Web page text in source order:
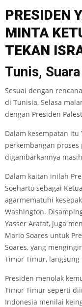
PRESIDEN Y
MINTA
TEKAN ISR
Tunis,
Sesuai dengan
di Tunisia, Selasa
dengan Presiden
Dalam kesempatan itu
perkembangan
digambarkannya
Dalam kaitan inilah
Soeharto sebagai
agarmematuhi
Washington.
Yasser Arafat, juga
Mario Soares untuk
Soares, yang
Timor Timur,
Presiden menolak
Timor Timur seperti
Indonesia menilai